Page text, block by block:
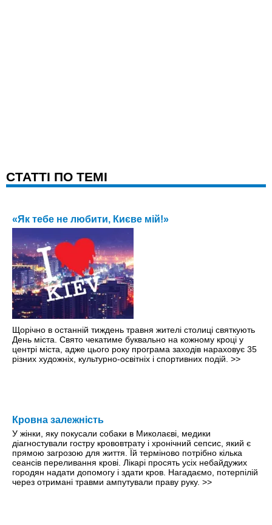
CТАТТІ ПО ТЕМІ
«Як тебе не любити, Києве мій!»
Щорічно в останній тиждень травня жителі столиці святкують
День міста. Свято чекатиме буквально на кожному кроці y
центрі міста, адже цього року програма заходів нараховує 35
різних художніх, культурно-освітніх і спортивних подій. >>
Кровна залежність
У жінки, яку покусали собаки в Миколаєві, медики
діагностували гостру крововтрату і хронічний сепсис, який є
прямою загрозою для життя. Їй терміново потрібно кілька
сеансів переливання крові. Лікарі просять усіх небайдужих
городян надати допомогу і здати кров. Нагадаємо, потерпілій
через отримані травми ампутували праву руку. >>